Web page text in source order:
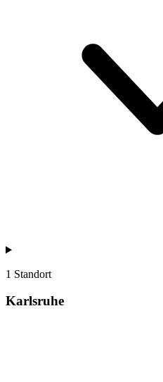
1 Standort
Karlsruhe